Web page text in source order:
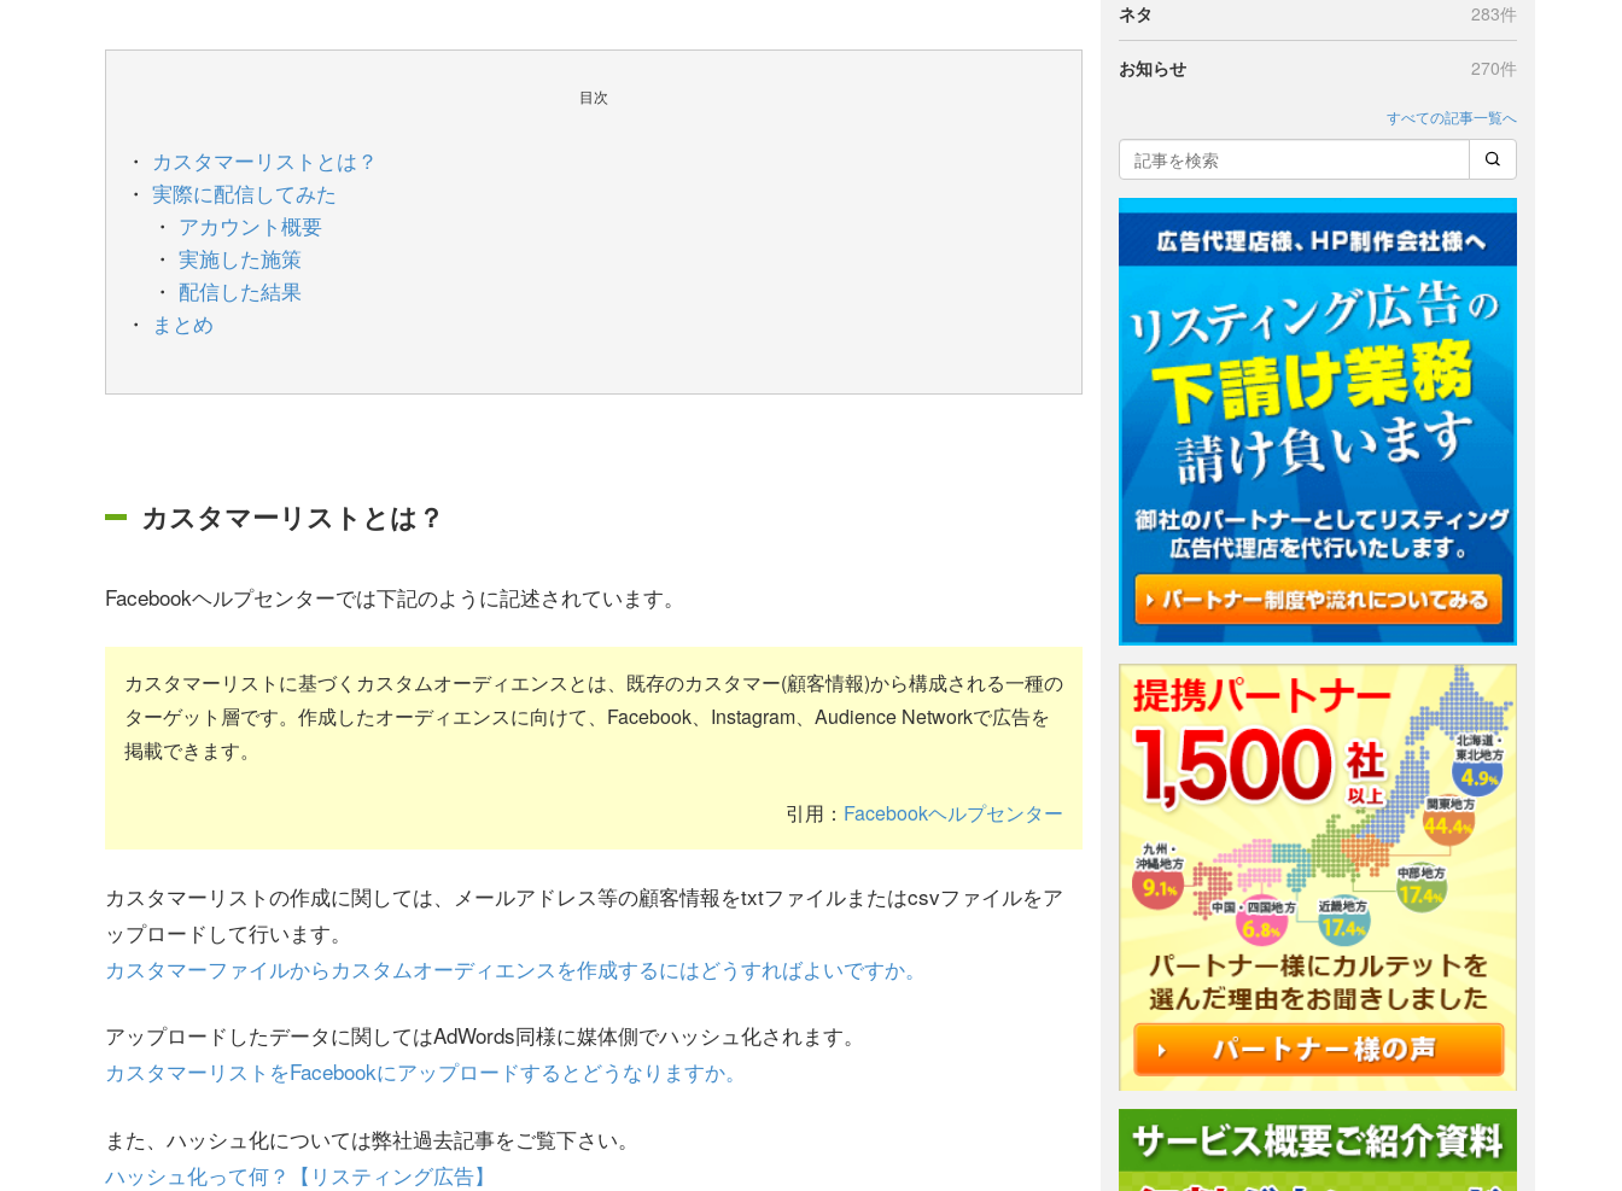
目次
カスタマーリストとは？
実際に配信してみた
アカウント概要
実施した施策
配信した結果
まとめ
カスタマーリストとは？
Facebookヘルプセンターでは下記のように記述されています。
カスタマーリストに基づくカスタムオーディエンスとは、既存のカスタマー(顧客情報)から構成される一種の
ターゲット層です。作成したオーディエンスに向けて、Facebook、Instagram、Audience Networkで広告を
掲載できます。
引用： Facebookヘルプセンター
カスタマーリストの作成に関しては、メールアドレス等の顧客情報をtxtファイルまたはcsvファイルをア
ップロードして行います。
カスタマーファイルからカスタムオーディエンスを作成するにはどうすればよいですか。
アップロードしたデータに関してはAdWords同様に媒体側でハッシュ化されます。
カスタマーリストをFacebookにアップロードするとどうなりますか。
また、ハッシュ化については弊社過去記事をご覧下さい。
ハッシュ化って何？【リスティング広告】
ネタ 283件
お知らせ 270件
すべての記事一覧へ